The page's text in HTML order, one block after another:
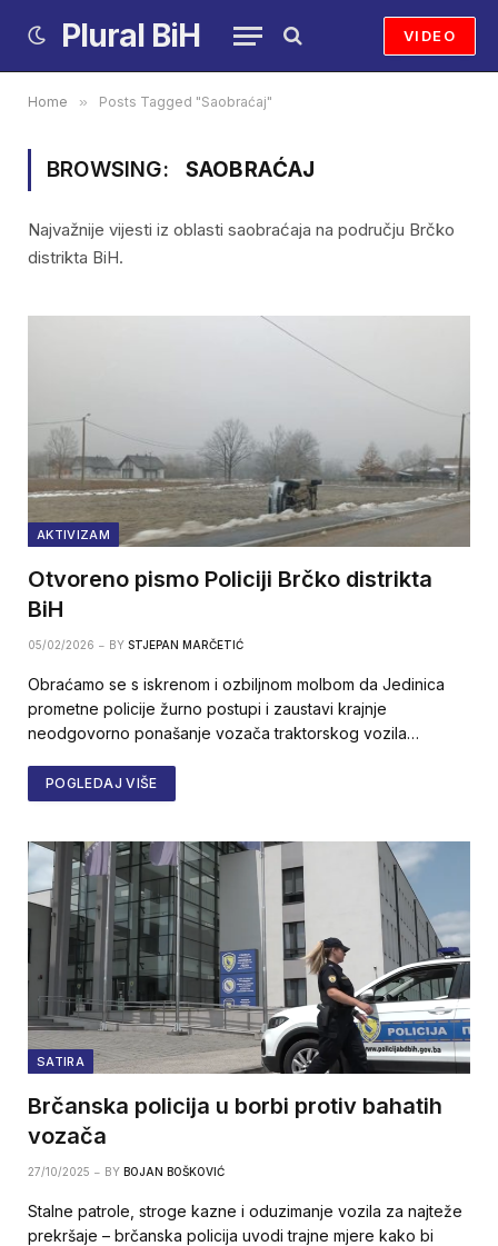
Plural BiH VIDEO
Home » Posts Tagged "Saobraćaj"
BROWSING: SAOBRAĆAJ
Najvažnije vijesti iz oblasti saobraćaja na području Brčko
distrikta BiH.
AKTIVIZAM
Otvoreno pismo Policiji Brčko distrikta
BiH
05/02/2026 BY STJEPAN MARČETIĆ
Obraćamo se s iskrenom i ozbiljnom molbom da Jedinica
prometne policije žurno postupi i zaustavi krajnje
neodgovorno ponašanje vozača traktorskog vozila…
POGLEDAJ VIŠE
SATIRA
Brčanska policija u borbi protiv bahatih
vozača
27/10/2025 BY BOJAN BOŠKOVIĆ
Stalne patrole, stroge kazne i oduzimanje vozila za najteže
prekršaje – brčanska policija uvodi trajne mjere kako bi